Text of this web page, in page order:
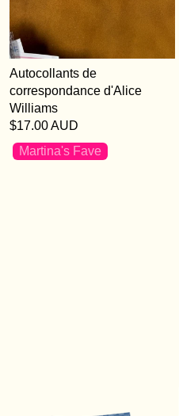
Autocollants de
correspondance d'Alice
Williams
$17.00 AUD
Martina's Fave